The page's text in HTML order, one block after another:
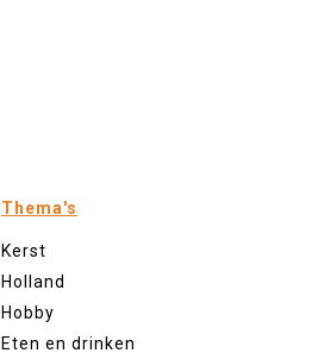
Thema's
Kerst
Holland
Hobby
Eten en drinken